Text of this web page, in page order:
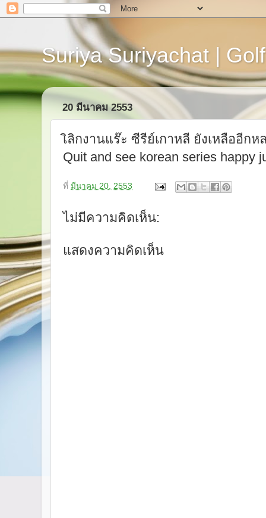
Suriya Suriyachat | Golf
20 มีนาคม 2553
เิลิกงานแร๊ะ ซีรีย์เกาหลี ยังเหลืออีก
Quit and see korean series happy
ที่ มีนาคม 20, 2553
ไม่มีความคิดเห็น:
แสดงความคิดเห็น